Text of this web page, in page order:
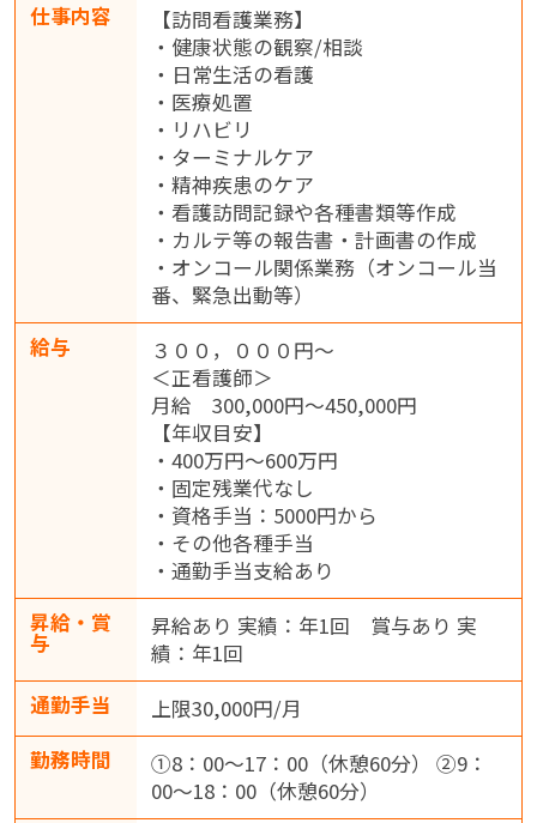
仕事内容
【訪問看護業務】
・健康状態の観察/相談
・日常生活の看護
・医療処置
・リハビリ
・ターミナルケア
・精神疾患のケア
・看護訪問記録や各種書類等作成
・カルテ等の報告書・計画書の作成
・オンコール関係業務（オンコール当
番、緊急出動等）
給与
３００，０００円～
＜正看護師＞
月給 300,000円～450,000円
【年収目安】
・400万円～600万円
・固定残業代なし
・資格手当：5000円から
・その他各種手当
・通勤手当支給あり
昇給・賞
与
昇給あり 実績：年1回 賞与あり 実
績：年1回
通勤手当
上限30,000円/月
勤務時間
①8：00～17：00（休憩60分） ②9：
00～18：00（休憩60分）